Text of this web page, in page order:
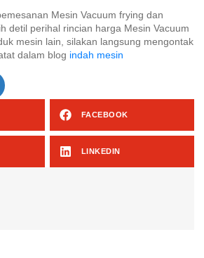
Mesin Vacuum frying dan
detil perihal rincian harga Mesin Vacuum
mesin lain, silakan langsung mengontak
dalam blog indah mesin
FACEBOOK
LINKEDIN